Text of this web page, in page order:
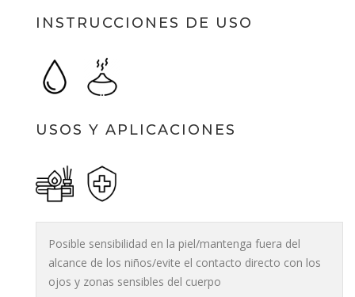
INSTRUCCIONES DE USO
USOS Y APLICACIONES
Posible sensibilidad en la piel/mantenga fuera del
alcance de los niños/evite el contacto directo con los
ojos y zonas sensibles del cuerpo